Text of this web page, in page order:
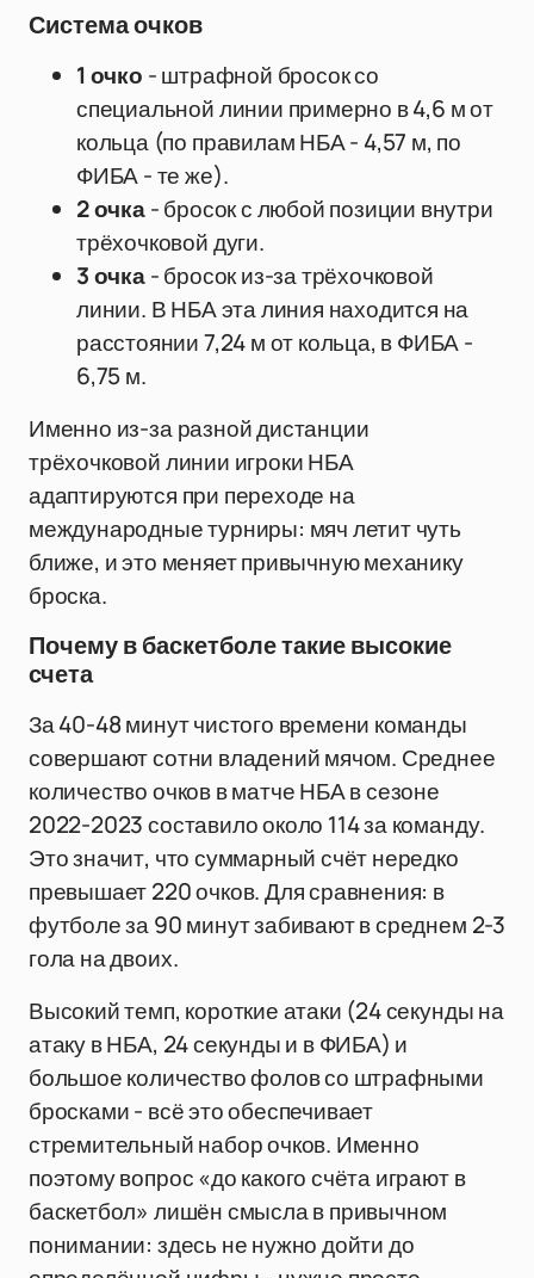
Система очков
1 очко - штрафной бросок со
специальной линии примерно в 4,6 м от
кольца (по правилам НБА - 4,57 м, по
ФИБА - те же).
2 очка- бросок с любой позиции внутри
трёхочковой дуги.
3 очка- бросок из-за трёхочковой
линии. В НБА эта линия находится на
расстоянии 7,24 м от кольца, в ФИБА -
6,75 м.
Именно из-за разной дистанции
трёхочковой линии игроки НБА
адаптируются при переходе на
международные турниры: мяч летит чуть
ближе, и это меняет привычную механику
броска.
Почему в баскетболе такие высокие
счета
За 40-48 минут чистого времени команды
совершают сотни владений мячом. Среднее
количество очков в матче НБА в сезоне
2022-2023 составило около 114 за команду.
Это значит, что суммарный счёт нередко
превышает 220 очков. Для сравнения: в
футболе за 90 минут забивают в среднем 2-3
гола на двоих.
Высокий темп, короткие атаки (24 секунды на
атаку в НБА, 24 секунды и в ФИБА) и
большое количество фолов со штрафными
бросками - всё это обеспечивает
стремительный набор очков. Именно
поэтому вопрос «до какого счёта играют в
баскетбол» лишён смысла в привычном
понимании: здесь не нужно дойти до